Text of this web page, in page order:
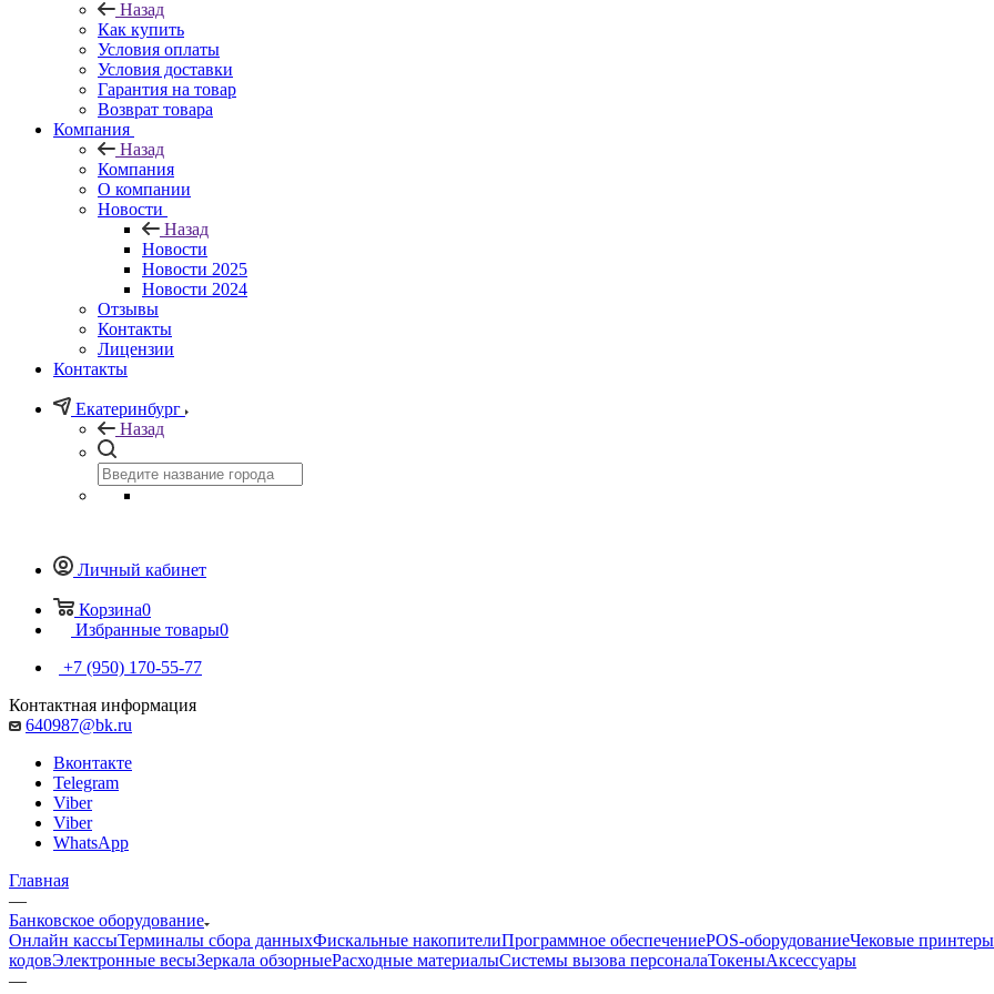
Назад
Как купить
Условия оплаты
Условия доставки
Гарантия на товар
Возврат товара
Компания
Назад
Компания
О компании
Новости
Назад
Новости
Новости 2025
Новости 2024
Отзывы
Контакты
Лицензии
Контакты
Екатеринбург
Назад
Личный кабинет
Корзина0
Избранные товары0
+7 (950) 170-55-77
Контактная информация
640987@bk.ru
Вконтакте
Telegram
Viber
Viber
WhatsApp
Главная
—
Банковское оборудование
Онлайн кассыТерминалы сбора данныхФискальные накопителиПрограммное обеспечениеPOS-оборудованиеЧековые принтеры
кодовЭлектронные весыЗеркала обзорныеРасходные материалыСистемы вызова персоналаТокеныАксессуары
—